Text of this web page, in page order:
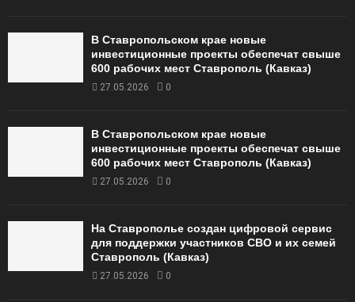
В Ставропольском крае новые
инвестиционные проекты обеспечат свыше
600 рабочих мест Ставрополь (Кавказ)
27.05.2026 0
В Ставропольском крае новые
инвестиционные проекты обеспечат свыше
600 рабочих мест Ставрополь (Кавказ)
27.05.2026 0
На Ставрополье создан цифровой сервис
для поддержки участников СВО и их семей
Ставрополь (Кавказ)
27.05.2026 0